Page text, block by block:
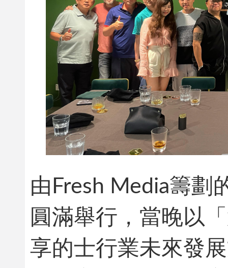
由Fresh Media籌劃
圓滿舉行，當晚以
享的士行業未來發